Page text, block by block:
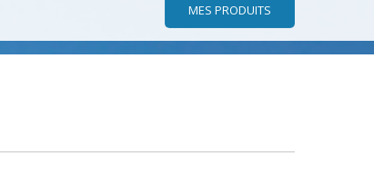
MES PRODUITS